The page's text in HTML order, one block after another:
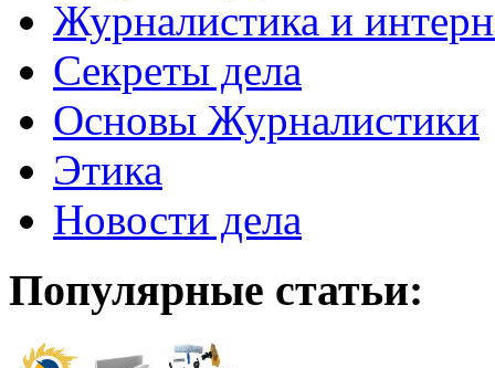
Журналистика и
Секреты дела
Основы Журналистики
Этика
Новости дела
Популярные статьи: